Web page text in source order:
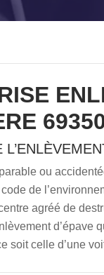
ou
de
agréé de
d’épave
soit celle d’une